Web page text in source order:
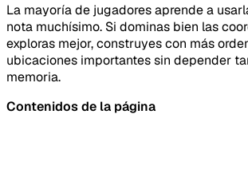
La mayoría de jugadores aprende a
nota muchísimo. Si dominas bien las
exploras mejor, construyes con más
ubicaciones importantes sin depender
memoria.
Contenidos de la página